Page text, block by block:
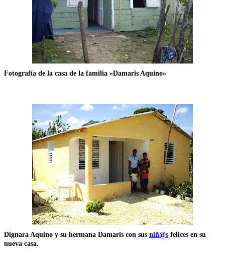
Fotografía de la casa de la familia «Damaris Aquino»
Dignara Aquino y su hermana Damaris con sus niñ@s felices en su
nueva casa.